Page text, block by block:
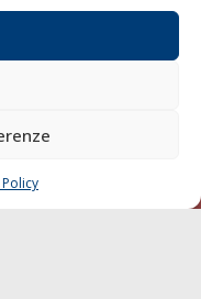
SCRIVI